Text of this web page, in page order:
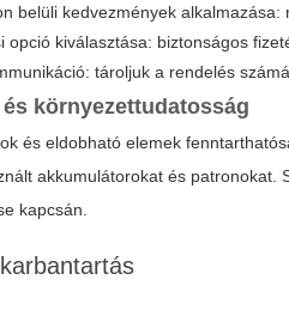
belüli kedvezmények
opció kiválasztása: biztonságos
tároljuk a rendelés
környezettudatosság
és eldobható elemek
akkumulátorokat és patronokat.
kapcsán.